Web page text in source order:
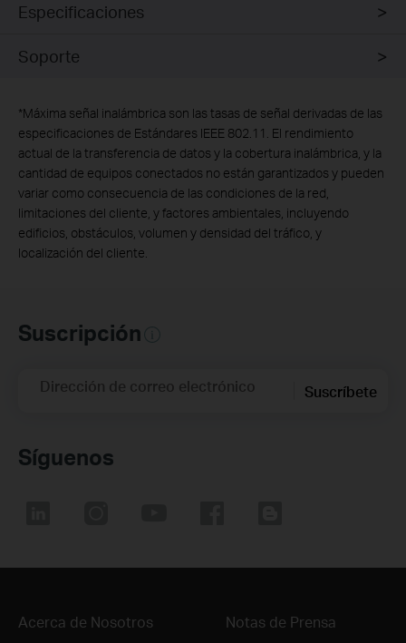
Especificaciones
Soporte
*Máxima señal inalámbrica son las tasas de señal derivadas de las
especificaciones de Estándares IEEE 802.11. El rendimiento
actual de la transferencia de datos y la cobertura inalámbrica, y la
cantidad de equipos conectados no están garantizados y pueden
variar como consecuencia de las condiciones de la red,
limitaciones del cliente, y factores ambientales, incluyendo
edificios, obstáculos, volumen y densidad del tráfico, y
localización del cliente.
Suscripción
Dirección de correo electrónico Suscríbete
Síguenos
Acerca de Nosotros Notas de Prensa